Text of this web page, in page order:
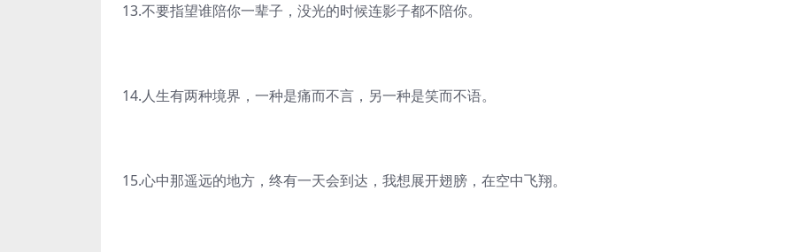
13.不要指望谁陪你一辈子，没光的时候连影子都不陪你。
14.人生有两种境界，一种是痛而不言，另一种是笑而不语。
15.心中那遥远的地方，终有一天会到达，我想展开翅膀，在空中飞翔。